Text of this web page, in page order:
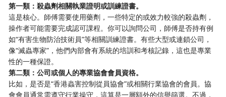
第一類：殺蟲劑相關執業證明或訓練證書。
這是核心。師傅需要使用藥劑，一些特定的或效力較強的殺蟲劑，
操作者可能需要完成認可課程。你可以詢問公司，師傅是否持有例
如“有害生物防治技術員”等相關訓練證書。有些大型或連鎖公司，
像“滅蟲專家”，他們內部會有系統的培訓和考核記錄，這也是專業
性的一種保證。
第二類：公司或個人的專業協會會員資格。
比如，是否是“香港蟲害控制從員協會”或相關行業協會的會員。協
會會員通常需遵守行業操守，這算是一層額外的信譽篩選。不過，